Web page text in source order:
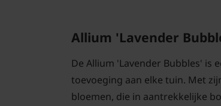
Allium 'Lavender
De Allium 'Lavender Bubbles' is
toevoeging aan elke tuin. Met
bloemen, die in aantrekkelijke